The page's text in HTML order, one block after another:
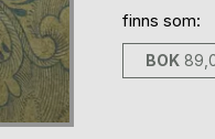
finns som:
BOK